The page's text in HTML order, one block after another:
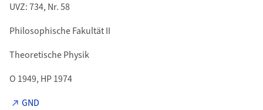
UVZ: 734, Nr. 58
Philosophische Fakultät II
Theoretische Physik
O 1949, HP 1974
GND